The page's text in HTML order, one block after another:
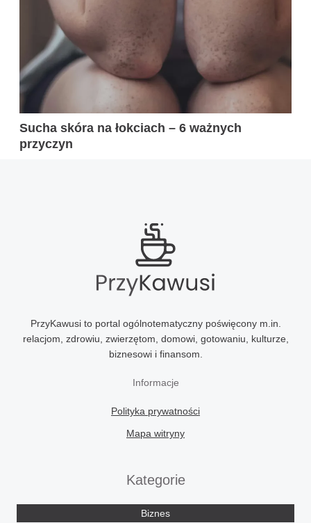
Sucha skóra na łokciach – 6 ważnych
przyczyn
PrzyKawusi to portal ogólnotematyczny poświęcony m.in.
relacjom, zdrowiu, zwierzętom, domowi, gotowaniu, kulturze,
biznesowi i finansom.
Informacje
Polityka prywatności
Mapa witryny
Kategorie
Biznes